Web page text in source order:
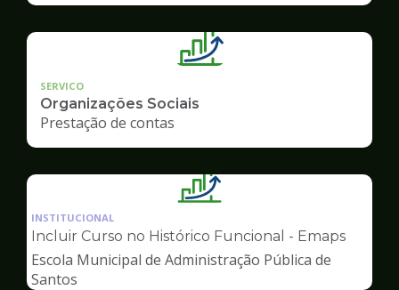
SERVICO
Organizações Sociais
Prestação de contas
Ilustração
pagina
de
Gestão
INSTITUCIONAL
Incluir Curso no Histórico Funcional - Emaps
Escola Municipal de Administração Pública de
Santos